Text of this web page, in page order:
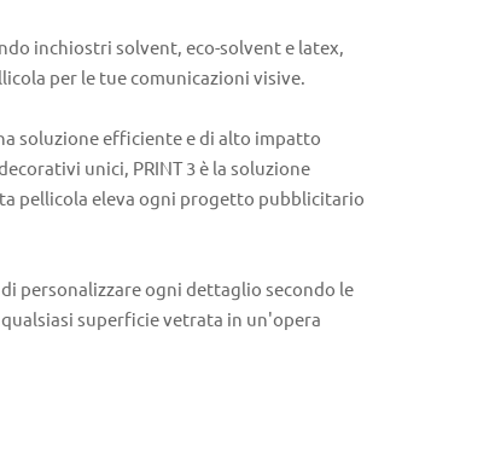
inchiostri solvent, eco-solvent e latex,
per le tue comunicazioni visive.
soluzione efficiente e di alto impatto
unici, PRINT 3 è la soluzione
pellicola eleva ogni progetto pubblicitario
personalizzare ogni dettaglio secondo le
superficie vetrata in un'opera